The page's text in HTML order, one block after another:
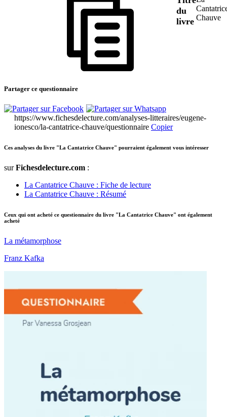
du
livre Chauve
Partager ce questionnaire
https://www.fichesdelecture.com/analyses-litteraires/eugene-
ionesco/la-cantatrice-chauve/questionnaire Copier
Ces analyses du livre "La Cantatrice Chauve" pourraient également vous intéresser
surFichesdelecture.com :
La Cantatrice Chauve : Fiche de lecture
La Cantatrice Chauve : Résumé
Ceux qui ont acheté ce questionnaire du livre "La Cantatrice Chauve" ont également
acheté
La métamorphose
Franz Kafka